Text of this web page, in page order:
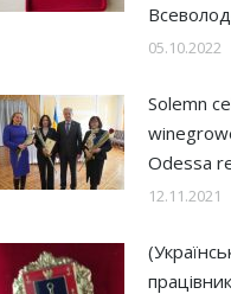
05.10.2022
Solemn
Odessa
12.11.2021